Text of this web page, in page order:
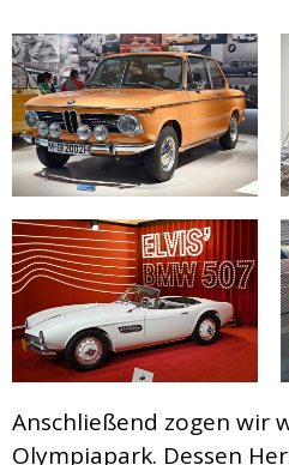
Anschließend zogen wir
Olympiapark. Dessen